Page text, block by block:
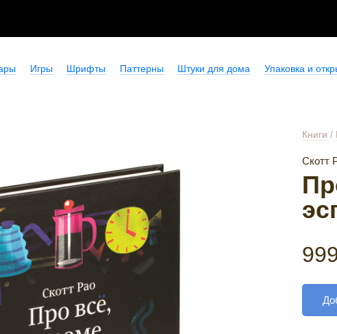
Игры Шрифты Паттерны Штуки для дома Упаковка и
Книги /
Скотт